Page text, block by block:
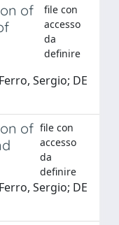
of
file con
accesso
da
definire
Sergio; DE
of file con
accesso
da
definire
Sergio; DE